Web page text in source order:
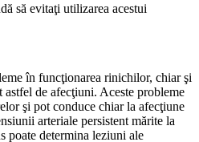
să evitaţi utilizarea acestui
în funcţionarea rinichilor, chiar şi
de afecţiuni. Aceste probleme
şi pot conduce chiar la afecţiune
arteriale persistent mărite la
poate determina leziuni ale